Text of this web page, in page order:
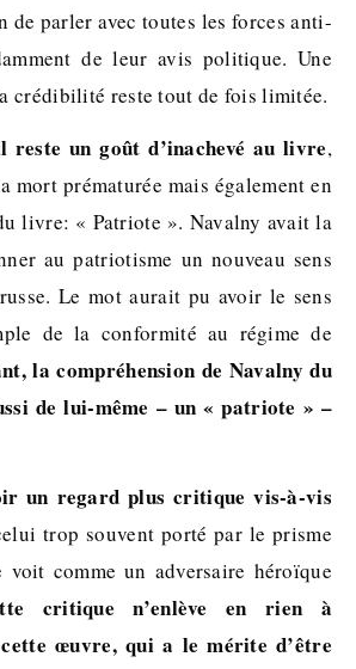
de parler avec toutes les forces anti-
de leur avis politique. Une
crédibilité reste tout de fois limitée.
reste un goût d’inachevé au livre,
mort prématurée mais également en
livre: « Patriote ». Navalny avait la
au patriotisme un nouveau sens
Le mot aurait pu avoir le sens
de la conformité au régime de
la compréhension de Navalny du
de lui-même – un « patriote » –
un regard plus critique vis-à-vis
trop souvent porté par le prisme
comme un adversaire héroïque
critique n’enlève en rien à
œuvre, qui a le mérite d’être